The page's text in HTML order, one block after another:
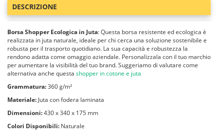
DESCRIZIONE
Borsa Shopper Ecologica in Juta: Questa borsa resistente ed ecologica è
realizzata in juta naturale, ideale per chi cerca una soluzione sostenibile e
robusta per il trasporto quotidiano. La sua capacità e robustezza la
rendono adatta come omaggio aziendale. Personalizzala con il tuo marchio
per aumentare la visibilità del tuo brand. Suggeriamo di valutare come
alternativa anche questa shopper in cotone e juta
Grammatura:360 g/m²
Materiale: Juta con fodera laminata
Dimensioni:430 x 340 x 175 mm
Colori Disponibili: Naturale